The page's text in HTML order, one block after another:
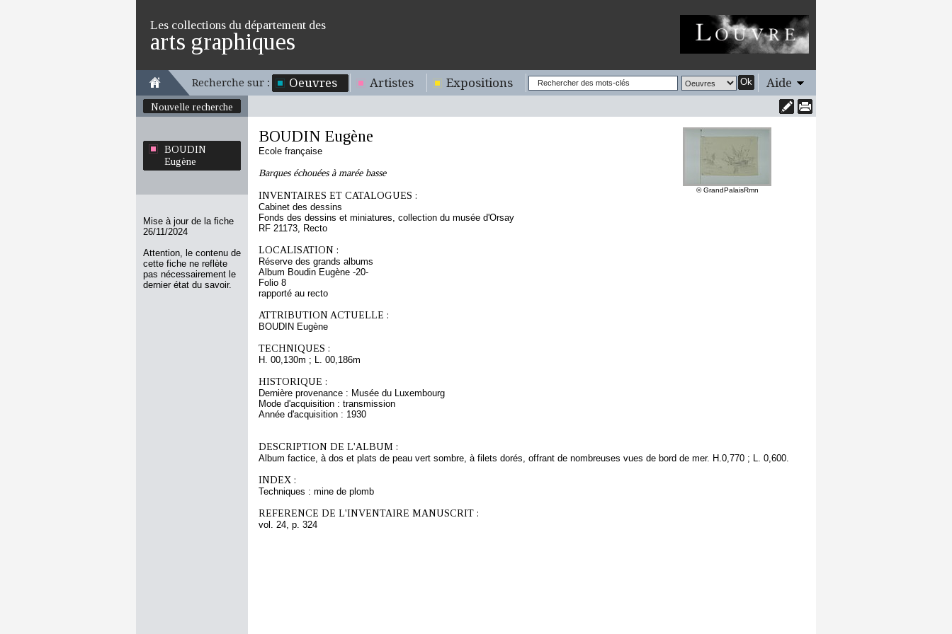
Les collections du département des
arts graphiques
Recherche sur : Oeuvres Artistes Expositions Ok Aide
Nouvelle recherche
BOUDIN
Eugène
Mise à jour de la fiche
26/11/2024
Attention, le contenu de
cette fiche ne reflète
pas nécessairement le
dernier état du savoir.
© GrandPalaisRmn
BOUDIN Eugène
Ecole française
Barques échouées à marée basse
INVENTAIRES ET CATALOGUES :
Cabinet des dessins
Fonds des dessins et miniatures, collection du musée d'Orsay
RF 21173, Recto
LOCALISATION :
Réserve des grands albums
Album Boudin Eugène -20-
Folio 8
rapporté au recto
ATTRIBUTION ACTUELLE :
BOUDIN Eugène
TECHNIQUES :
H. 00,130m ; L. 00,186m
HISTORIQUE :
Dernière provenance : Musée du Luxembourg
Mode d'acquisition : transmission
Année d'acquisition : 1930
DESCRIPTION DE L'ALBUM :
Album factice, à dos et plats de peau vert sombre, à filets dorés, offrant de nombreuses vues de bord de mer. H.0,770 ; L. 0,600.
INDEX :
Techniques : mine de plomb
REFERENCE DE L'INVENTAIRE MANUSCRIT :
vol. 24, p. 324